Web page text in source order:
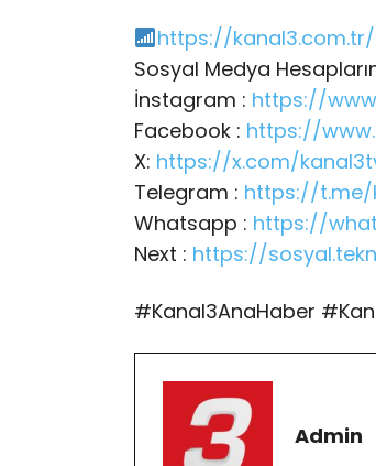
https://kanal3.com.tr/
Sosyal Medya
İnstagram : https://
Facebook : https://
X: https://x.com/
Telegram : https://
Whatsapp : https://
Next : https://
#Kanal3AnaHaber
Admin